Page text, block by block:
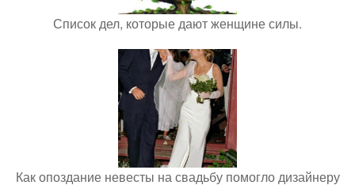
Список дел, которые дают женщине силы.
Как опоздание невесты на свадьбу помогло дизайнеру